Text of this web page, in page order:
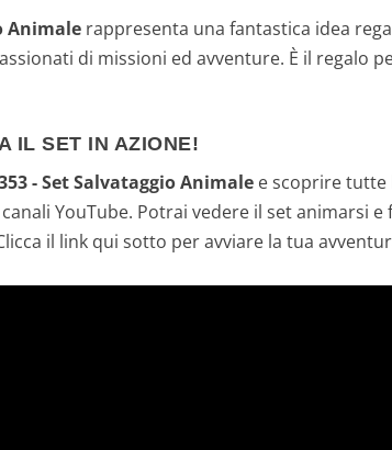
Animale rappresenta una fantastica idea
di missioni ed avventure. È il regalo
IL SET IN AZIONE!
- Set Salvataggio Animale e scoprire tutte
YouTube. Potrai vedere il set animarsi
il link qui sotto per avviare la tua